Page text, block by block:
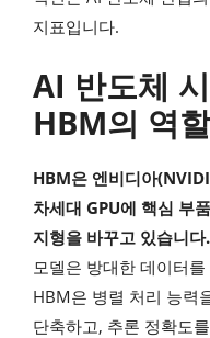
지표입니다.
AI 반도체
HBM의 역할
HBM은 엔비디아
차세대 GPU에 핵심 부
지형을 바꾸고 있습니다.
모델은 방대한 데이터
HBM은 병렬 처리 능력
단축하고, 추론 정확도